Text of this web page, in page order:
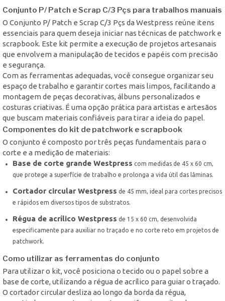
Conjunto P/ Patch e Scrap C/3 Pçs para trabalhos manuais
O Conjunto P/ Patch e Scrap C/3 Pçs da Westpress reúne itens
essenciais para quem deseja iniciar nas técnicas de patchwork e
scrapbook. Este kit permite a execução de projetos artesanais
que envolvem a manipulação de tecidos e papéis com precisão
e segurança.
Com as ferramentas adequadas, você consegue organizar seu
espaço de trabalho e garantir cortes mais limpos, facilitando a
montagem de peças decorativas, álbuns personalizados e
costuras criativas. É uma opção prática para artistas e artesãos
que buscam materiais confiáveis para tirar a ideia do papel.
Componentes do kit de patchwork e scrapbook
O conjunto é composto por três peças fundamentais para o
corte e a medição de materiais:
Base de corte grande Westpress com medidas de 45 x 60 cm,
que protege a superfície de trabalho e prolonga a vida útil das lâminas.
Cortador circular Westpress de 45 mm, ideal para cortes precisos
e rápidos em diversos tipos de substratos.
Régua de acrílico Westpress de 15 x 60 cm, desenvolvida
especificamente para auxiliar no traçado e no corte reto em projetos de
patchwork.
Como utilizar as ferramentas do conjunto
Para utilizar o kit, você posiciona o tecido ou o papel sobre a
base de corte, utilizando a régua de acrílico para guiar o traçado.
O cortador circular desliza ao longo da borda da régua,